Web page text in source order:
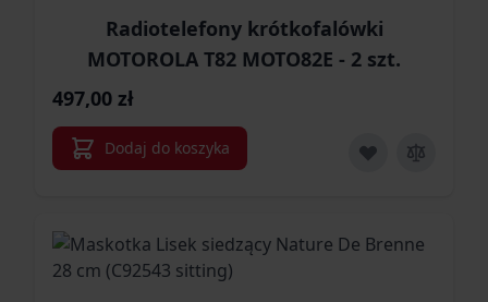
Radiotelefony krótkofalówki
MOTOROLA T82 MOTO82E - 2 szt.
497,00 zł
Dodaj do koszyka